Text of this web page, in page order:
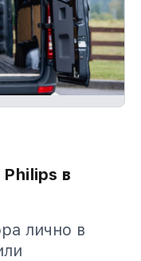
в
лично в